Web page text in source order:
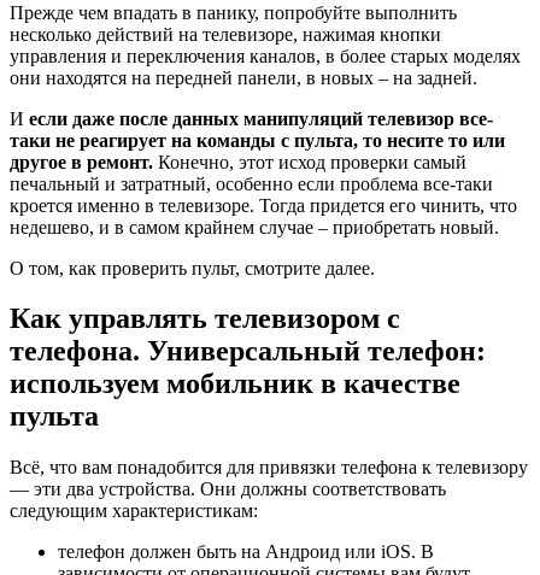
Прежде чем впадать в панику, попробуйте выполнить
несколько действий на телевизоре, нажимая кнопки
управления и переключения каналов, в более старых моделях
они находятся на передней панели, в новых – на задней.
И если даже после данных манипуляций телевизор все-
таки не реагирует на команды с пульта, то несите то или
другое в ремонт. Конечно, этот исход проверки самый
печальный и затратный, особенно если проблема все-таки
кроется именно в телевизоре. Тогда придется его чинить, что
недешево, и в самом крайнем случае – приобретать новый.
О том, как проверить пульт, смотрите далее.
Как управлять телевизором с
телефона. Универсальный телефон:
используем мобильник в качестве
пульта
Всё, что вам понадобится для привязки телефона к телевизору
— эти два устройства. Они должны соответствовать
следующим характеристикам:
телефон должен быть на Андроид или iOS. В